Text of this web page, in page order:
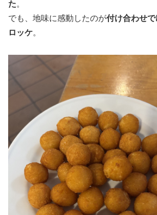
た。
でも、地味に感動したのが付け合わせ
ロッケ。